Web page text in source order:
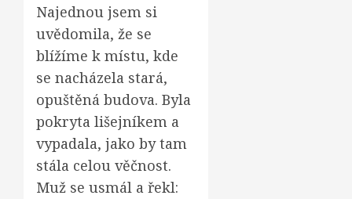
Najednou jsem si
uvědomila, že se
blížíme k místu, kde
se nacházela stará,
opuštěná budova. Byla
pokryta lišejníkem a
vypadala, jako by tam
stála celou věčnost.
Muž se usmál a řekl: